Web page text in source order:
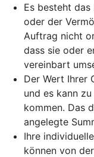
Es besteht
oder der
Auftrag nicht
dass sie oder
vereinbart
Der Wert Ihrer
und es kann
kommen. Das
angelegte
Ihre
können von